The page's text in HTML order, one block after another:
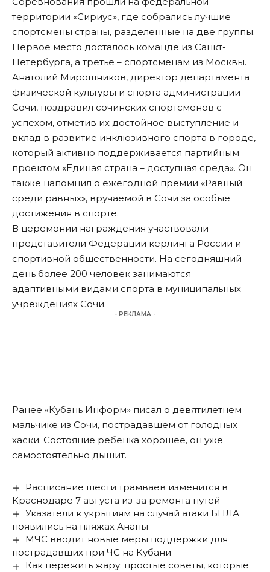
территории «Сириус», где собрались лучшие
спортсмены страны, разделенные на две группы.
Первое место досталось команде из Санкт-
Петербурга, а третье – спортсменам из Москвы.
Анатолий Мирошников, директор департамента
физической культуры и спорта администрации
Сочи, поздравил сочинских спортсменов с
успехом, отметив их достойное выступление и
вклад в развитие инклюзивного спорта в городе,
который активно поддерживается партийным
проектом «Единая страна – доступная среда». Он
также напомнил о ежегодной премии «Равный
среди равных», вручаемой в Сочи за особые
достижения в спорте.
В церемонии награждения участвовали
представители Федерации керлинга России и
спортивной общественности. На сегодняшний
день более 200 человек занимаются
адаптивными видами спорта в муниципальных
учреждениях Сочи.
- РЕКЛАМА -
Ранее «Кубань Информ» писал о девятилетнем
мальчике из Сочи, пострадавшем от голодных
хаски. Состояние ребенка хорошее, он уже
самостоятельно дышит.
Расписание шести трамваев изменится в
Краснодаре 7 августа из-за ремонта путей
Указатели к укрытиям на случай атаки БПЛА
появились на пляжах Анапы
МЧС вводит новые меры поддержки для
пострадавших при ЧС на Кубани
Как пережить жару: простые советы, которые